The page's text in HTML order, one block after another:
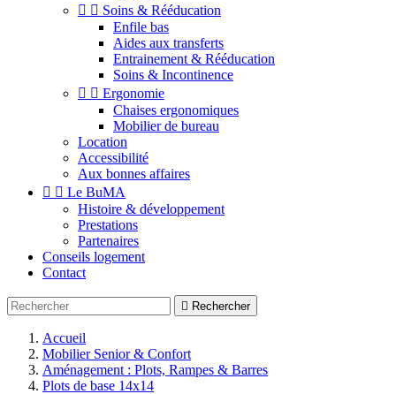
  Soins & Rééducation
Enfile bas
Aides aux transferts
Entrainement & Rééducation
Soins & Incontinence
  Ergonomie
Chaises ergonomiques
Mobilier de bureau
Location
Accessibilité
Aux bonnes affaires
  Le BuMA
Histoire & développement
Prestations
Partenaires
Conseils logement
Contact
 Rechercher
Accueil
Mobilier Senior & Confort
Aménagement : Plots, Rampes & Barres
Plots de base 14x14